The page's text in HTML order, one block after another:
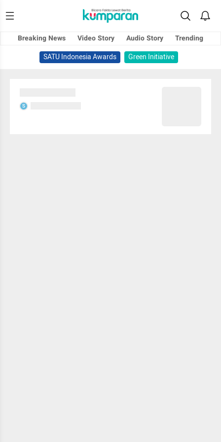
Breaking News Video Story Audio Story
Trending
SATU Indonesia Awards
Green Initiative
S